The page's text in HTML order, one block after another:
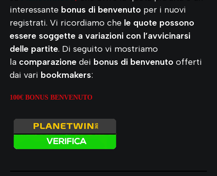
interessante bonus di benvenuto per i nuovi
registrati. Vi ricordiamo che le quote possono
essere soggette a variazioni con l’avvicinarsi
delle partite. Di seguito vi mostriamo
la comparazione dei bonus di benvenuto offerti
dai vari bookmakers:
100€ BONUS BENVENUTO